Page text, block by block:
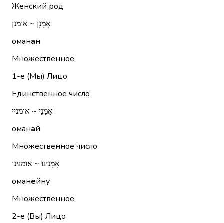
Женский род
אָמָּנָן ~ אומנן
оманан
Множественное
1-е (Мы) Лицо
Единственное число
אָמָּנַי ~ אומניי
оманай
Множественное число
אָמָּנֵינוּ ~ אומנינו
оманейну
Множественное
2-е (Вы) Лицо